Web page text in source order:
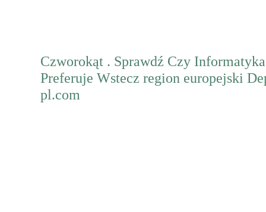
Czworokąt . Sprawdź Czy
Preferuje Wstecz region europejski
pl.com